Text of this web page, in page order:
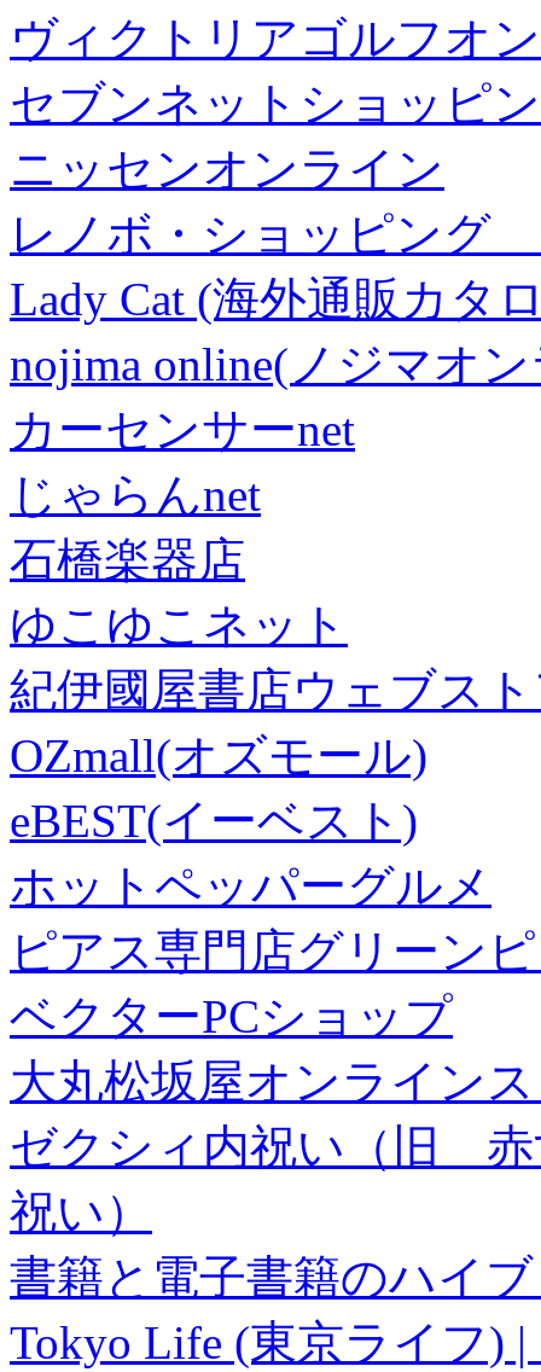
ヴィクトリアゴルフオ
セブンネットショッピ
ニッセンオンライン
レノボ・ショッピング
Lady Cat (海外通販カタ
nojima online(ノジマオ
カーセンサーnet
じゃらんnet
石橋楽器店
ゆこゆこネット
紀伊國屋書店ウェブス
OZmall(オズモール)
eBEST(イーベスト)
ホットペッパーグルメ
ピアス専門店グリーン
ベクターPCショップ
大丸松坂屋オンライン
ゼクシィ内祝い（旧 赤
祝い）
書籍と電子書籍のハイ
Tokyo Life (東京ライフ)